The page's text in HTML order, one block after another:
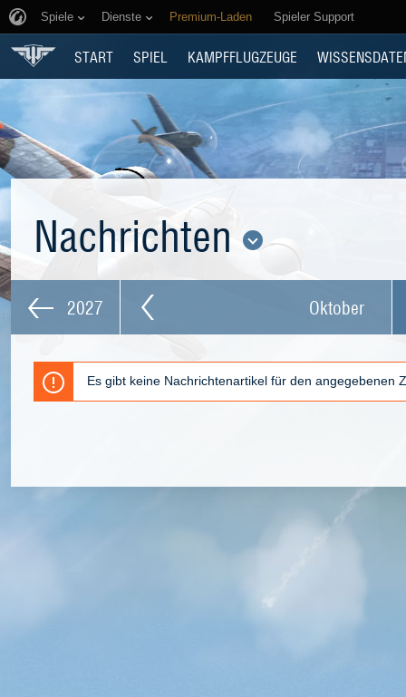
Spiele Dienste Premium-Laden Spieler Support
START SPIEL KAMPFFLUGZEUGE
Nachrichten
2027 Oktober
Es gibt keine Nachrichtenartikel für den angegebenen